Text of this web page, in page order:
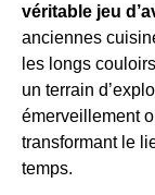
véritable jeu
anciennes
les longs
un terrain
émerveillement
transformant le
temps.